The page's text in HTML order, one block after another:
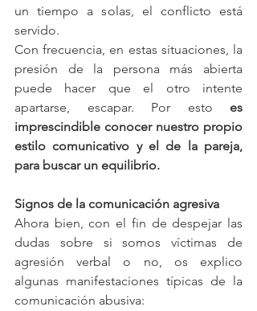
un tiempo a solas, el conflicto está
servido.
Con frecuencia, en estas situaciones, la
presión de la persona más abierta
puede hacer que el otro intente
apartarse, escapar. Por esto es
imprescindible conocer nuestro propio
estilo comunicativo y el de la pareja,
para buscar un equilibrio.
Signos de la comunicación agresiva
Ahora bien, con el fin de despejar las
dudas sobre si somos víctimas de
agresión verbal o no, os explico
algunas manifestaciones típicas de la
comunicación abusiva: